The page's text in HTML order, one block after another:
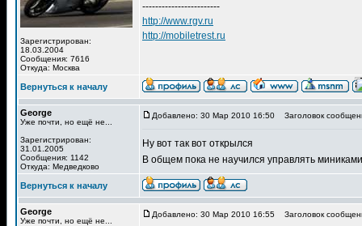
Зарегистрирован:
18.03.2004
Сообщения: 7616
Откуда: Москва
------------------------
http://www.rgv.ru
http://mobiletrest.ru
Вернуться к началу
George
Уже почти, но ещё не...
Зарегистрирован:
31.01.2005
Сообщения: 1142
Откуда: Медведково
Добавлено: 30 Мар 2010 16:50 Заголовок
Ну вот так вот открылся
В общем пока не научился управлять
Вернуться к началу
George
Уже почти, но ещё не...
Добавлено: 30 Мар 2010 16:55 Заголовок